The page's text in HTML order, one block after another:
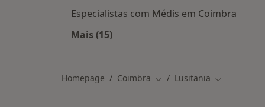
Especialistas com Médis em Coimbra
Mais (15)
Homepage Coimbra Mudar de cidade
Lusitania Mudar de